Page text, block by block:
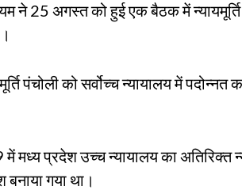
ने 25 अगस्त को हुई एक बैठक में न्यायमूर्ति
पंचोली को सर्वोच्च न्यायालय में
में मध्य प्रदेश उच्च न्यायालय का अतिरिक्त
बनाया गया था।